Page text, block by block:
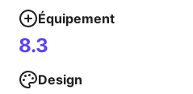
Équipement
8.3
Design